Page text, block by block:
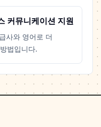
커뮤니케이션 지원
사와 영어로 더
법입니다.